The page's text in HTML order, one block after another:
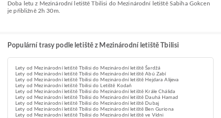
Doba letu z Mezinárodní letiště Tbilisi do Mezinárodní letiště Sabiha Gokcen
je přibližně 2h 30m.
Populární trasy podle letiště z Mezinárodní letiště Tbilisi
Lety od Mezinárodní letiště Tbilisi do Mezinárodní letiště Šardžá
Lety od Mezinárodní letiště Tbilisi do Mezinárodní letiště Abú Zabí
Lety od Mezinárodní letiště Tbilisi do Mezinárodní letiště Hejdara Alijeva
Lety od Mezinárodní letiště Tbilisi do Letiště Kodaň
Lety od Mezinárodní letiště Tbilisi do Mezinárodní letiště Krále Chálida
Lety od Mezinárodní letiště Tbilisi do Mezinárodní letiště Dauhá Hamad
Lety od Mezinárodní letiště Tbilisi do Mezinárodní letiště Dubaj
Lety od Mezinárodní letiště Tbilisi do Mezinárodní letiště Ben Guriona
Lety od Mezinárodní letiště Tbilisi do Mezinárodní letiště ve Vídni